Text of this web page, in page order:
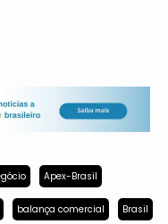
Apex-Brasil
balança comercial Brasil